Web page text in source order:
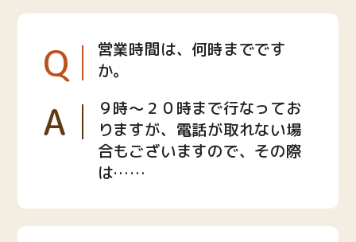
Q
営業時間は、何時までです
か。
A
９時〜２０時まで行なってお
りますが、電話が取れない場
合もございますので、その際
は……